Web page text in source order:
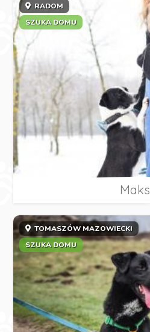
RADOM
SZUKA DOMU
Maks
TOMASZÓW MAZOWIECKI
SZUKA DOMU